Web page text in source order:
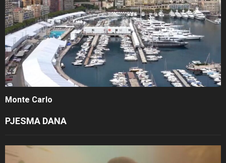
Monte Carlo
PJESMA DANA